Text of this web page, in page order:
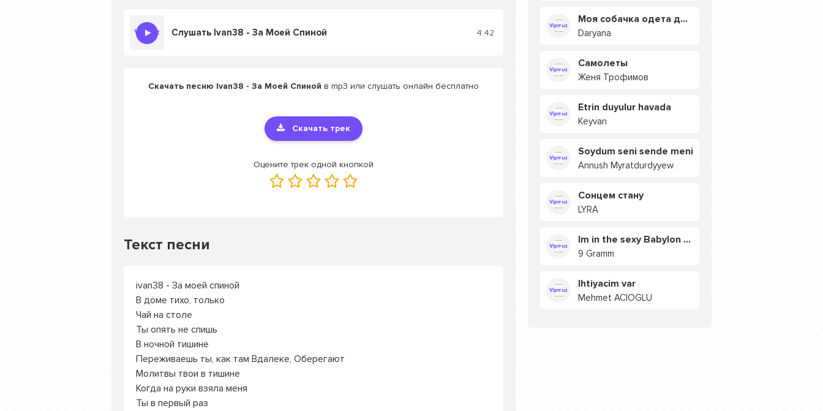
Слушать Ivan38 - За Моей Спиной 4:42
Скачать песню Ivan38 - За Моей Спиной в mp3 или слушать онлайн бесплатно
Скачать трек
Оцените трек одной кнопкой
Текст песни
ivan38 - За моей спиной
В доме тихо, только
Чай на столе
Ты опять не спишь
В ночной тишине
Переживаешь ты, как там Вдалеке, Оберегают
Молитвы твои в тишине
Когда на руки взяла меня
Ты в первый раз
Моя собачка одета дороже тебя
Daryana
Самолеты
Женя Трофимов
Etrin duyulur havada
Keyvan
Soydum seni sende meni
Annush Myratdurdyyew
Сонцем стану
LYRA
Im in the sexy Babylon БУЯ
9 Gramm
Ihtiyacim var
Mehmet ACIOGLU